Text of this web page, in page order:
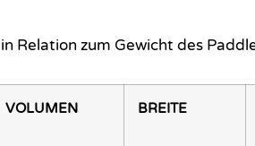
Relation zum Gewicht des
VOLUMEN
BREITE